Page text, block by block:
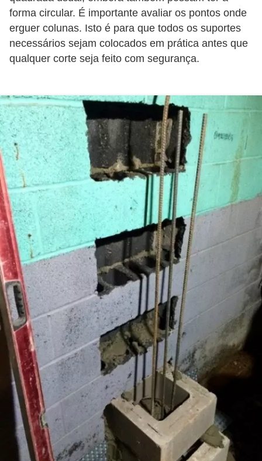
forma circular. É importante avaliar os pontos onde
erguer colunas. Isto é para que todos os suportes
necessários sejam colocados em prática antes que
qualquer corte seja feito com segurança.
í
l
i
o
S
í
n
d
i
c
o
e
c
o
n
d
o
m
í
n
i
o
s